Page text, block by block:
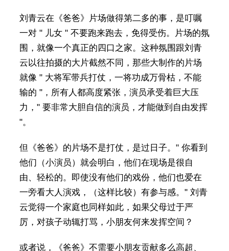
刘青云在《爸爸》片场做得第二多的事，是叮嘱
一对 " 儿女 " 不要跑来跑去，免得受伤。片场的氛
围，就像一个真正的四口之家。这种氛围跟刘青
云以往拍摄的大片截然不同，那些大制作的片场
就像 " 大将军带兵打仗，一将功成万骨枯，不能
输的 "，所有人都高度紧张，演员承受着巨大压
力，" 要非常大胆自信的演员，才能做到自由发挥
"。
但《爸爸》的片场不是打仗，是过日子。" 你看到
他们（小演员）就会明白，他们在现场是很自
由、轻松的。即使没有他们的戏份，他们也爱在
一旁看大人演戏，（这样比较）有参与感。" 刘青
云觉得一个家庭也同样如此，如果父母过于严
厉，对孩子动辄打骂，小朋友何来发挥空间？
或者说，《爸爸》不需要小朋友贡献多么高超、